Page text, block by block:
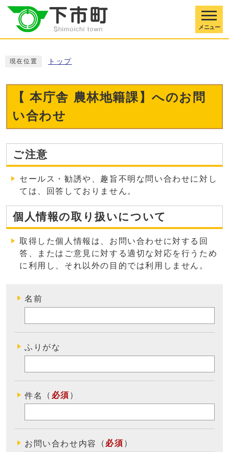
メニュー
現在位置 トップ
【 本庁舎 農林地籍課】へのお問
い合わせ
ご注意
セールス・勧誘や、趣旨不明な問い合わせに対し
ては、回答しておりません。
個人情報の取り扱いについて
取得した個人情報は、お問い合わせに対する回
答、またはご意見に対する適切な対応を行うため
に利用し、それ以外の目的では利用しません 。
名前
ふりがな
件名 （ 必須 ）
お問い合わせ内容 （ 必須 ）